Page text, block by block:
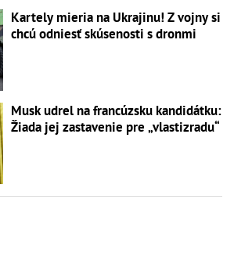
Kartely mieria na Ukrajinu! Z vojny si
chcú odniesť skúsenosti s dronmi
Musk udrel na francúzsku kandidátku:
Žiada jej zastavenie pre „vlastizradu“